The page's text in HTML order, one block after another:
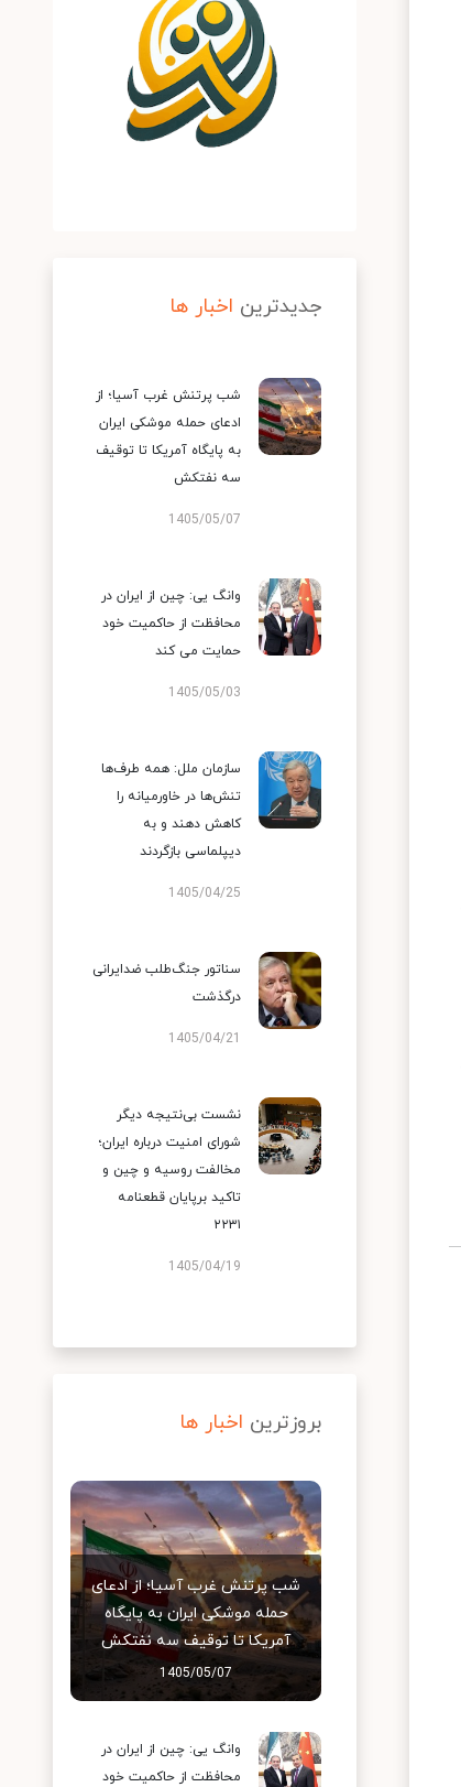
جدیدترین اخبار ها
شب پرتنش غرب آسیا؛ از
ادعای حمله موشکی ایران
به پایگاه آمریکا تا توقیف
سه نفتکش
1405/05/07
وانگ یی: چین از ایران در
محافظت از حاکمیت خود
حمایت می کند
1405/05/03
سازمان ملل: همه طرف‌ها
تنش‌ها در خاورمیانه را
کاهش دهند و به
دیپلماسی بازگردند
1405/04/25
سناتور جنگ‌طلب ضدایرانی
درگذشت
1405/04/21
نشست بی‌نتیجه دیگر
شورای امنیت درباره ایران؛
مخالفت روسیه و چین و
تاکید برپایان قطعنامه
۲۲۳۱
1405/04/19
بروزترین اخبار ها
شب پرتنش غرب آسیا؛ از ادعای
حمله موشکی ایران به پایگاه
آمریکا تا توقیف سه نفتکش
1405/05/07
وانگ یی: چین از ایران در
محافظت از حاکمیت خود